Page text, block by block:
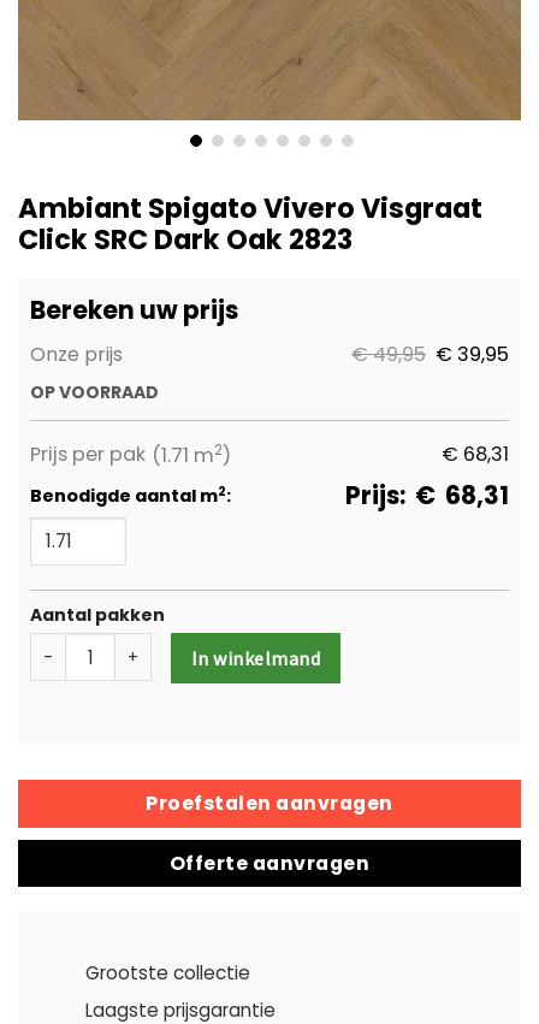
het
begin
afbeeldingen-
Ambiant Spigato Vivero Visgraat
Click SRC Dark Oak 2823
Bereken uw prijs
Onze prijs € 49,95 € 39,95
OP VOORRAAD
Prijs per pak (1.71 m2) € 68,31
Benodigde aantal m2: Prijs: € 68,31
Aantal pakken
-
+ In winkelmand
Proefstalen aanvragen
Offerte aanvragen
Grootste collectie
Laagste prijsgarantie